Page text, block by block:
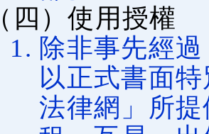
（四）使用授權
除非事先經
以正式書面
法律網」所